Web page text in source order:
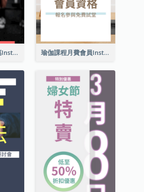
健身課程折扣優惠Instagram限時動態 瑜伽課程月費會員Instagram帖子